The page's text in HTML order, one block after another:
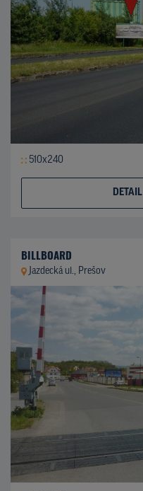
510x240
DETAIL
BILLBOARD
Jazdecká ul., Prešov